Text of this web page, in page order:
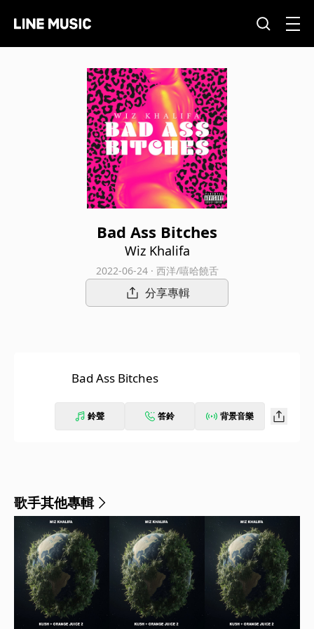
Bad Ass Bitches
Wiz Khalifa
2022-06-24 · 西洋/嘻哈饒舌
分享專輯
Bad Ass Bitches
鈴聲 答鈴 背景音樂
歌手其他專輯